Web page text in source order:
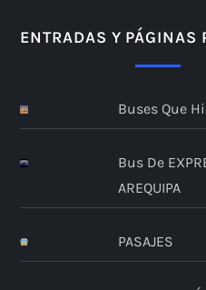
ENTRADAS Y PÁGINAS
Buses Que
Bus De
AREQUIPA
PASAJES